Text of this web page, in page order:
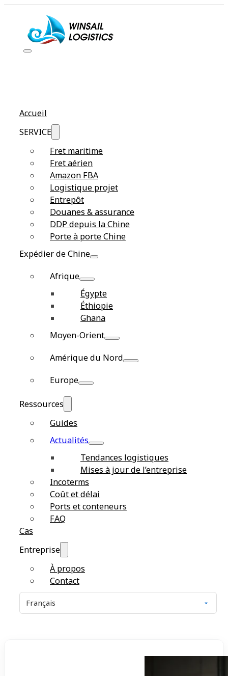
Accueil
SERVICE
Fret maritime
Fret aérien
Amazon FBA
Logistique projet
Entrepôt
Douanes & assurance
DDP depuis la Chine
Porte à porte Chine
Expédier de Chine
Afrique
Égypte
Éthiopie
Ghana
Moyen-Orient
Amérique du Nord
Europe
Ressources
Guides
Actualités
Tendances logistiques
Mises à jour de l’entreprise
Incoterms
Coût et délai
Ports et conteneurs
FAQ
Cas
Entreprise
À propos
Contact